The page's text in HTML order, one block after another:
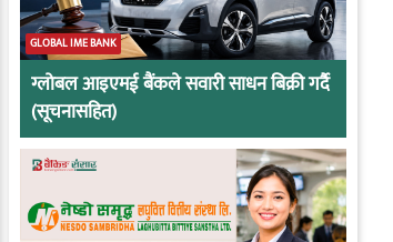
GLOBAL IME BANK
ग्लोबल आइएमई बैंकले सवारी साधन बिक्री गर्दै
(सूचनासहित)